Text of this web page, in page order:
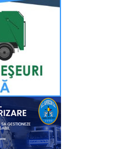
religios va fi
Facebook a Arhiepiscopiei
la finalul evenimentului de
din cadrul comitetelor
cu angajații Primăriei,
de manifestări, unii
cei aflați în tranzit vor fi